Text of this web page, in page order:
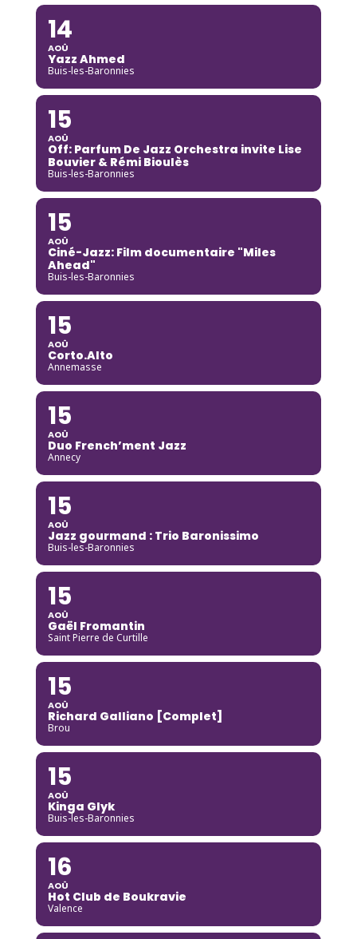
14
AOÛ
Yazz Ahmed
Buis-les-Baronnies
15
AOÛ
Off: Parfum De Jazz Orchestra invite Lise
Bouvier & Rémi Bioulès
Buis-les-Baronnies
15
AOÛ
Ciné-Jazz: Film documentaire "Miles
Ahead"
Buis-les-Baronnies
15
AOÛ
Corto.Alto
Annemasse
15
AOÛ
Duo French’ment Jazz
Annecy
15
AOÛ
Jazz gourmand : Trio Baronissimo
Buis-les-Baronnies
15
AOÛ
Gaël Fromantin
Saint Pierre de Curtille
15
AOÛ
Richard Galliano [Complet]
Brou
15
AOÛ
Kinga Glyk
Buis-les-Baronnies
16
AOÛ
Hot Club de Boukravie
Valence